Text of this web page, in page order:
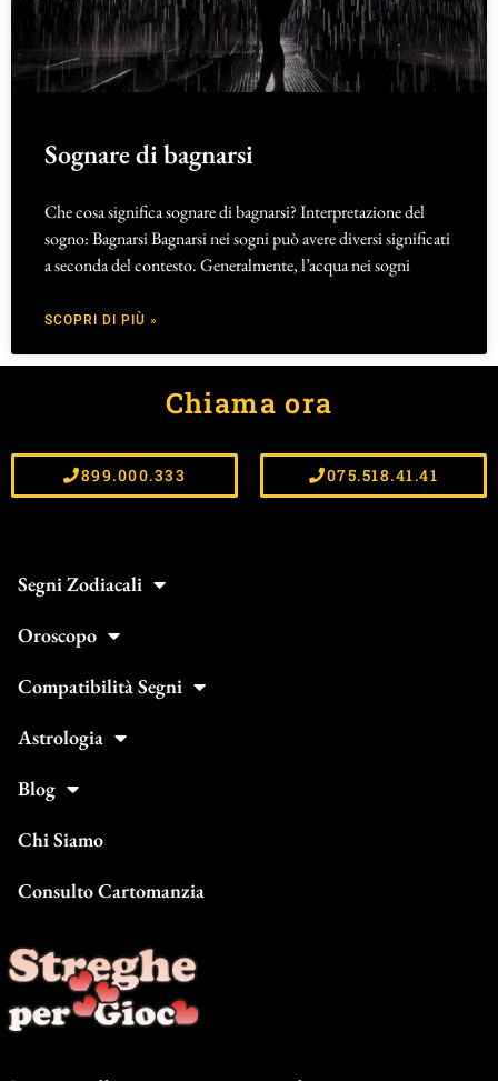
Sognare di bagnarsi
Che cosa significa sognare di bagnarsi? Interpretazione del
sogno: Bagnarsi Bagnarsi nei sogni può avere diversi significati
a seconda del contesto. Generalmente, l’acqua nei sogni
SCOPRI DI PIÙ »
Chiama ora
899.000.333 075.518.41.41
Segni Zodiacali
Oroscopo
Compatibilità Segni
Astrologia
Blog
Chi Siamo
Consulto Cartomanzia